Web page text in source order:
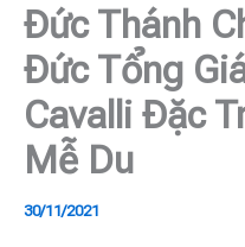
Đức Thánh
Đức Tổng
Cavalli Đặc
Mễ Du
30/11/2021